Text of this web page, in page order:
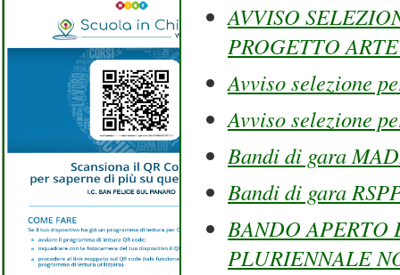
AVVISO
PROGETTO
Avviso selezione
Avviso selezione
Bandi di gara
Bandi di gara
BANDO APERTO
PLURIENNALE